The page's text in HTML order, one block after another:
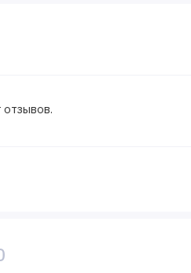
отзывов.